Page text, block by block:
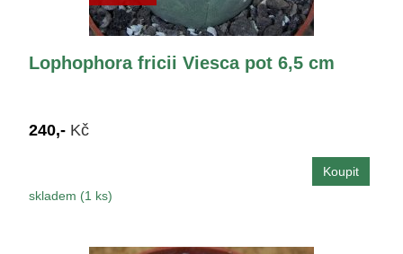
Lophophora fricii Viesca pot 6,5 cm
240,- Kč
skladem (1 ks)